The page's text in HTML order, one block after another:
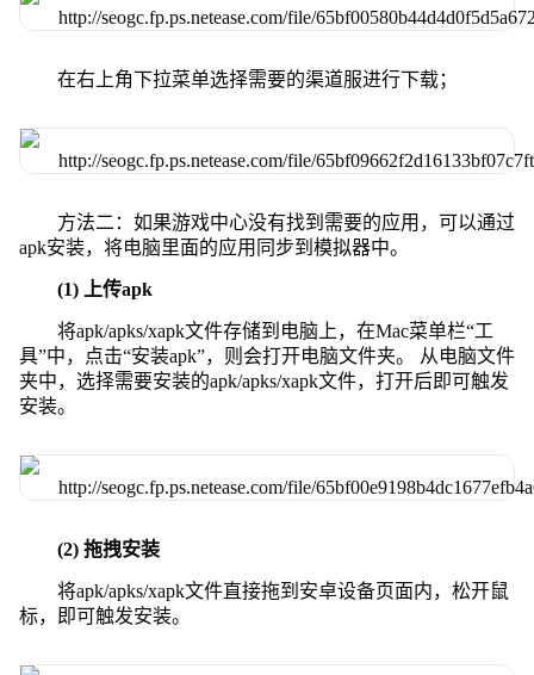
在右上角下拉菜单选择需要的渠道服进行下载；
方法二：如果游戏中心没有找到需要的应用，可以通过
apk安装，将电脑里面的应用同步到模拟器中。
(1) 上传apk
将apk/apks/xapk文件存储到电脑上，在Mac菜单栏“工
具”中，点击“安装apk”，则会打开电脑文件夹。 从电脑文件
夹中，选择需要安装的apk/apks/xapk文件，打开后即可触发
安装。
(2) 拖拽安装
将apk/apks/xapk文件直接拖到安卓设备页面内，松开鼠
标，即可触发安装。